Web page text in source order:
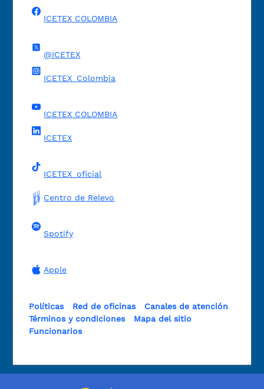
ICETEX COLOMBIA
@ICETEX
ICETEX_Colombia
ICETEX COLOMBIA
ICETEX
ICETEX_oficial
Centro de Relevo
Spotify
Apple
Políticas Red de oficinas
Canales de atención
Términos y condiciones
Mapa del sitio
Funcionarios